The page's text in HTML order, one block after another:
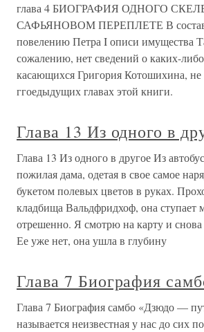
глава 4 БИОГРАФИЯ ОДНОГО
САФЬЯНОВОМ ПЕРЕПЛЕТЕ В
повелению Петра I описи имущества
сожалению, нет сведений о каких-
касающихся Григория Котошихина, не
ггоедыдущих главах этой книги.
Глава 13 Из одного в
Глава 13 Из одного в другое Из
пожилая дама, одетая в свое самое
букетом полевых цветов в руках.
кладбища Вальдфридхоф, она ступает
отрешенно. Я смотрю на карту и
Ее уже нет, она ушла в глубину
Глава 7 Биография
Глава 7 Биография самбо «Дзюдо —
называется неизвестная у нас до сих